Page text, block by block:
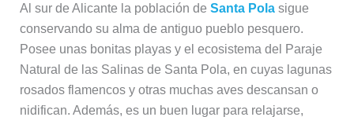
rosados flamencos y otras muchas aves descansan o
nidifican. Además, es un buen lugar para relajarse,
tomar el sol, darse un baño y probar buenos arroces,
mariscos y pescados.